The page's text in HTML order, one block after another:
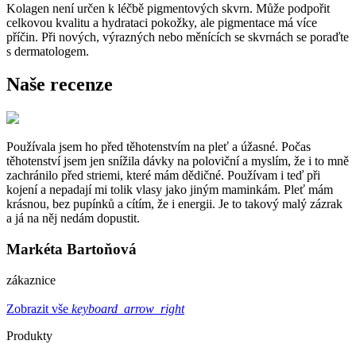
Kolagen není určen k léčbě pigmentových skvrn. Může podpořit
celkovou kvalitu a hydrataci pokožky, ale pigmentace má více
příčin. Při nových, výrazných nebo měnících se skvrnách se poraďte
s dermatologem.
Naše recenze
Používala jsem ho před těhotenstvím na pleť a úžasné. Počas
těhotenství jsem jen snížila dávky na poloviční a myslím, že i to mně
zachránilo před striemi, které mám dědičné. Používam i teď při
kojení a nepadají mi tolik vlasy jako jiným maminkám. Pleť mám
krásnou, bez pupínků a cítím, že i energii. Je to takový malý zázrak
a já na něj nedám dopustit.
Markéta Bartoňová
zákaznice
Zobrazit vše keyboard_arrow_right
Produkty